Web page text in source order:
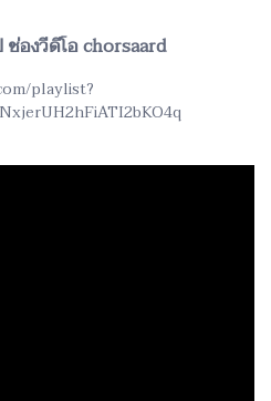
องวีดีโอ chorsaard
playlist?